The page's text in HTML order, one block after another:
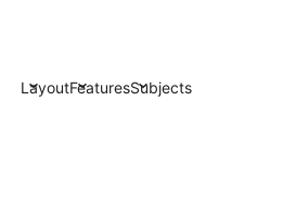
LayoutFeaturesSubjects